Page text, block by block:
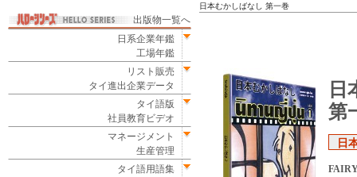
出版物一覧へ
日系企業年鑑
工場年鑑
リスト販売
タイ進出企業データ
タイ語版
社員教育ビデオ
マネージメント
生産管理
タイ語用語集
日本むかしばなし 第一巻
日
第
日